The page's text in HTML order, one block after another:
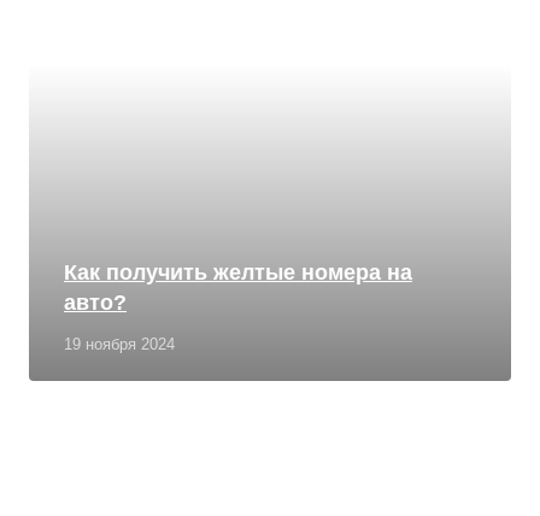
19 ноября 2024
Как получить желтые номера на
авто?